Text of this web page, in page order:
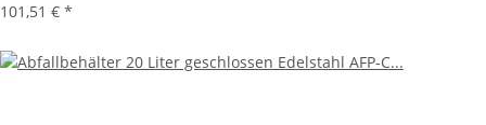
101,51 € *